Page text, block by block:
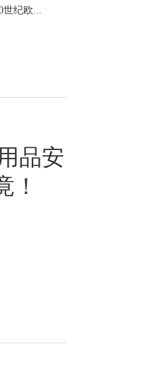
世纪欧...
品安
！